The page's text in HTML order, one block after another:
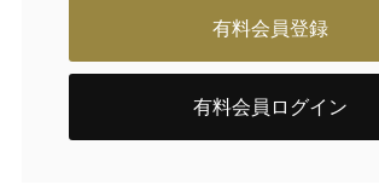
有料会員登録
有料会員ログイン